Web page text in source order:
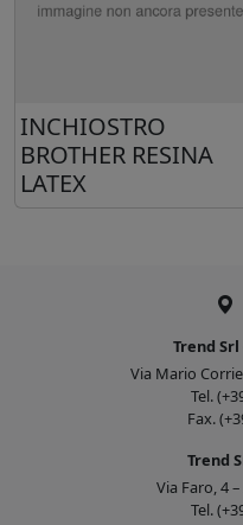
INCHIOSTRO
BROTHER RESINA
LATEX
Trend
Via Mario
Tel.
Fax.
Trend
Via Faro, 4
Tel.